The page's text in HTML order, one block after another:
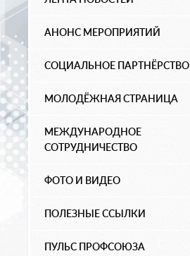
АНОНС МЕРОПРИЯТИЙ
СОЦИАЛЬНОЕ ПАРТНЁРСТВО
МОЛОДЁЖНАЯ СТРАНИЦА
МЕЖДУНАРОДНОЕ
СОТРУДНИЧЕСТВО
ФОТО И ВИДЕО
ПОЛЕЗНЫЕ ССЫЛКИ
ПУЛЬС ПРОФСОЮЗА